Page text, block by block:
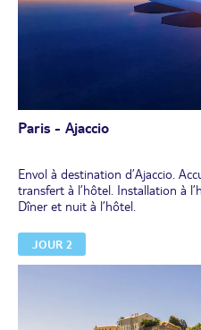
Paris - Ajaccio
Envol à destination d’Ajaccio.
transfert à l’hôtel. Installation à
Dîner et nuit à l’hôtel.
JOUR 2